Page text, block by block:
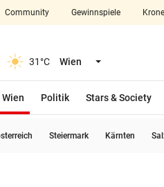
closeSchließen
arrow_right
Community Gewinnspiele
31°C Wien Menü
Wien
Politik
Stars & Society
Steiermark Kärnten